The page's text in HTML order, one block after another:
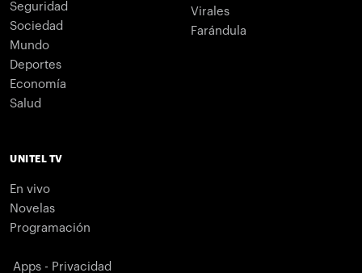
Seguridad
Sociedad
Mundo
Deportes
Economía
Salud
Virales
Farándula
UNITEL TV
En vivo
Novelas
Programación
Apps - Privacidad